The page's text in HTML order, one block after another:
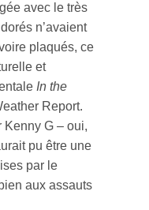
avec le très
n’avaient
plaqués, ce
et
In the
Report.
Kenny G – oui,
pu être une
par le
aux assauts